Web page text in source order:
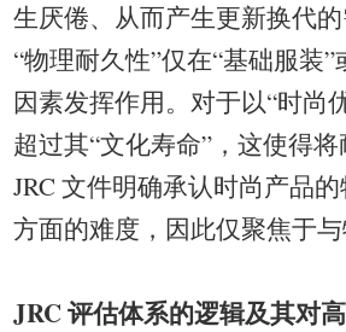
生厌倦、从而产生更新换代的
“物理耐久性”仅在“基础服装
因素发挥作用。对于以“时尚
超过其“文化寿命”，这使得
JRC 文件明确承认时尚产品
方面的难度，因此仅聚焦于
JRC 评估体系的逻辑及其对